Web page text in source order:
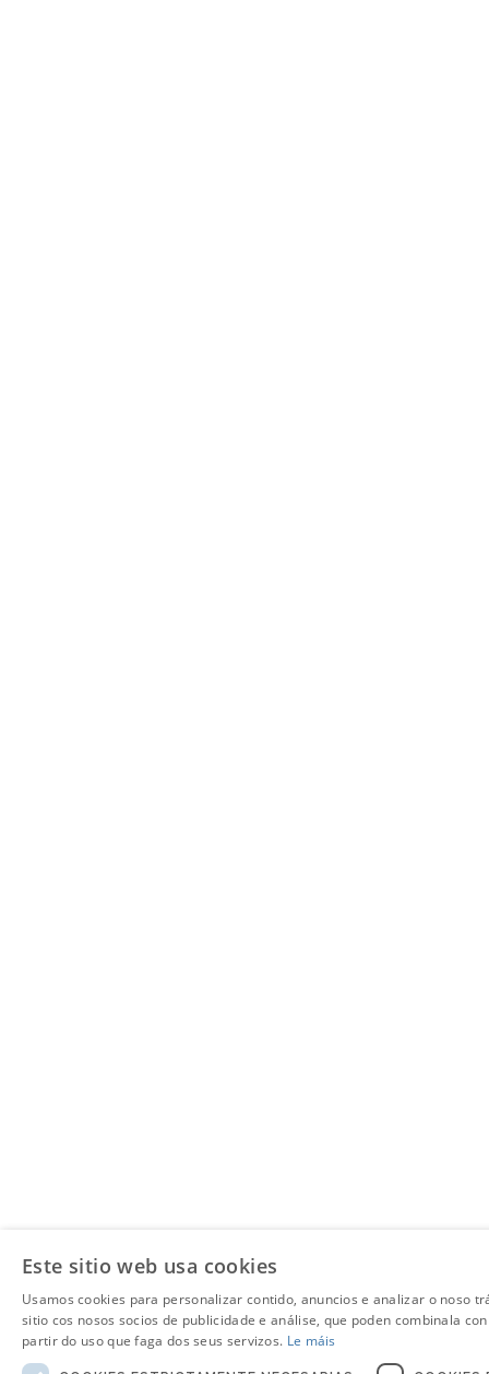
Este sitio web usa cookies
Usamos cookies para personalizar contido, anuncios e analizar o noso
sitio cos nosos socios de publicidade e análise, que poden combinala
partir do uso que faga dos seus servizos. Le máis